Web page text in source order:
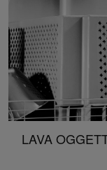
LAVA